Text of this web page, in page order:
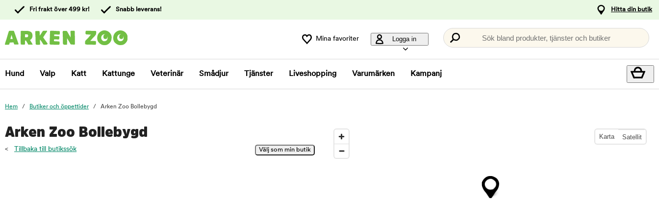
kundtjänst
Fri frakt över 499 kr! Snabb leverans! Hitta din butik
Mina favoriter Logga in Sök bland produkter, tjänster och butiker
Hund Valp Katt Kattunge Veterinär Smådjur Tjänster Liveshopping Varumärken Kampanj
Hem Butiker och öppettider Arken Zoo Bollebygd
Arken Zoo Bollebygd
< Tillbaka till butikssök
Karta Satellit